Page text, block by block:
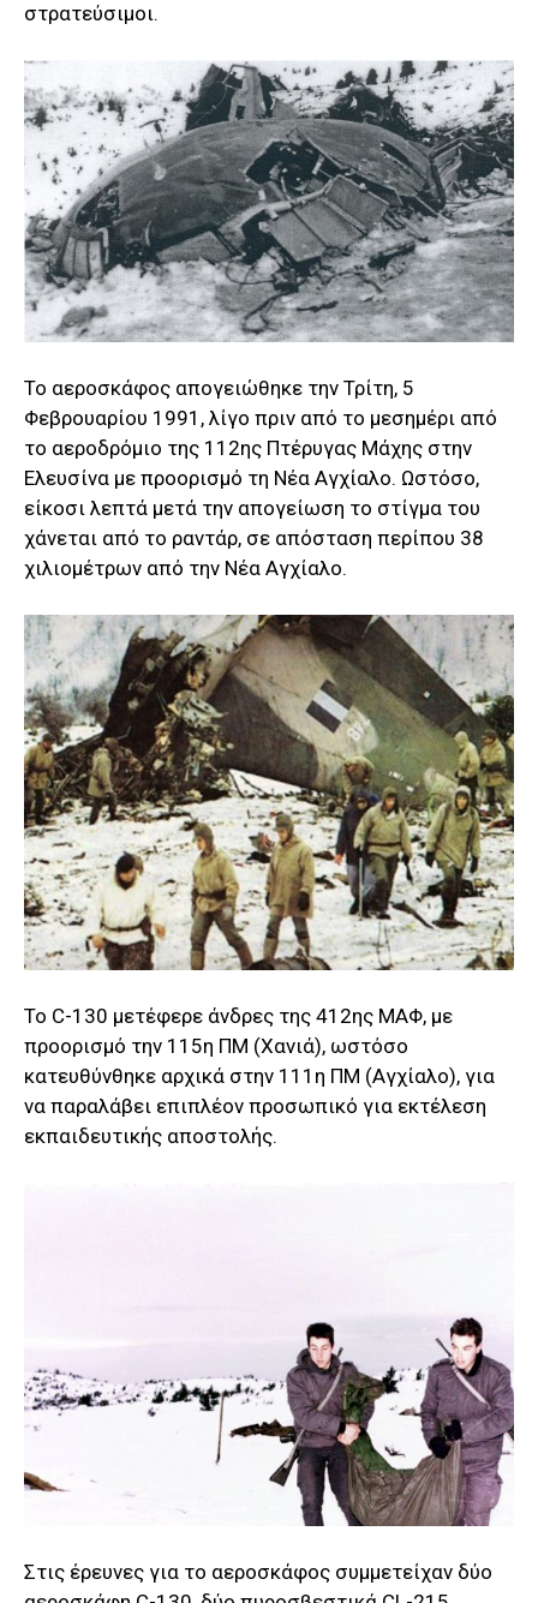
στρατεύσιμοι.
Το αεροσκάφος απογειώθηκε την Τρίτη, 5
Φεβρουαρίου 1991, λίγο πριν από το μεσημέρι από
το αεροδρόμιο της 112ης Πτέρυγας Μάχης στην
Ελευσίνα με προορισμό τη Νέα Αγχίαλο. Ωστόσο,
είκοσι λεπτά μετά την απογείωση το στίγμα του
χάνεται από το ραντάρ, σε απόσταση περίπου 38
χιλιομέτρων από την Νέα Αγχίαλο.
Το C-130 μετέφερε άνδρες της 412ης ΜΑΦ, με
προορισμό την 115η ΠΜ (Χανιά), ωστόσο
κατευθύνθηκε αρχικά στην 111η ΠΜ (Αγχίαλο), για
να παραλάβει επιπλέον προσωπικό για εκτέλεση
εκπαιδευτικής αποστολής.
Στις έρευνες για το αεροσκάφος συμμετείχαν δύο